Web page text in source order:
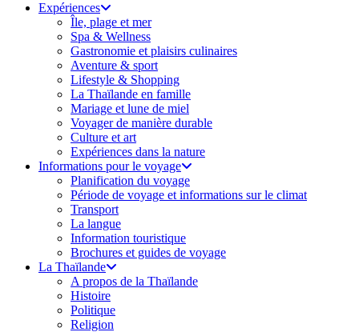
Expériences
Île, plage et mer
Spa & Wellness
Gastronomie et plaisirs culinaires
Aventure & sport
Lifestyle & Shopping
La Thaïlande en famille
Mariage et lune de miel
Voyager de manière durable
Culture et art
Expériences dans la nature
Informations pour le voyage
Planification du voyage
Période de voyage et informations sur le climat
Transport
La langue
Information touristique
Brochures et guides de voyage
La Thaïlande
A propos de la Thaïlande
Histoire
Politique
Religion